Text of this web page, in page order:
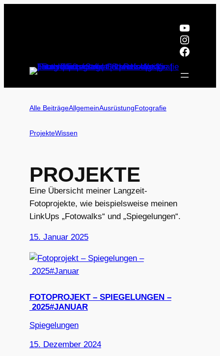
Alle BeiträgeAllgemeinAusrüstungFotografie
ProjekteWissen
PROJEKTE
Eine Übersicht meiner Langzeit-
Fotoprojekte, wie beispielsweise meinen
LinkUps „Fotowalks“ und „Spiegelungen“.
15. Januar 2025
FOTOPROJEKT – SPIEGELUNGEN –
2025#JANUAR
Spiegelungen
15. Dezember 2024